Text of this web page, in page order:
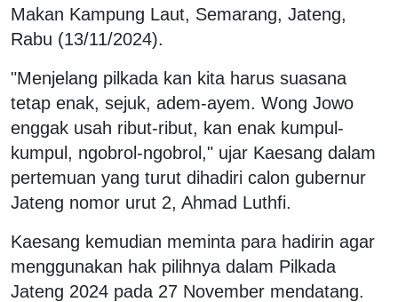
Makan Kampung Laut, Semarang, Jateng,
Rabu (13/11/2024).
"Menjelang pilkada kan kita harus suasana
tetap enak, sejuk, adem-ayem. Wong Jowo
enggak usah ribut-ribut, kan enak kumpul-
kumpul, ngobrol-ngobrol," ujar Kaesang dalam
pertemuan yang turut dihadiri calon gubernur
Jateng nomor urut 2, Ahmad Luthfi.
Kaesang kemudian meminta para hadirin agar
menggunakan hak pilihnya dalam Pilkada
Jateng 2024 pada 27 November mendatang.